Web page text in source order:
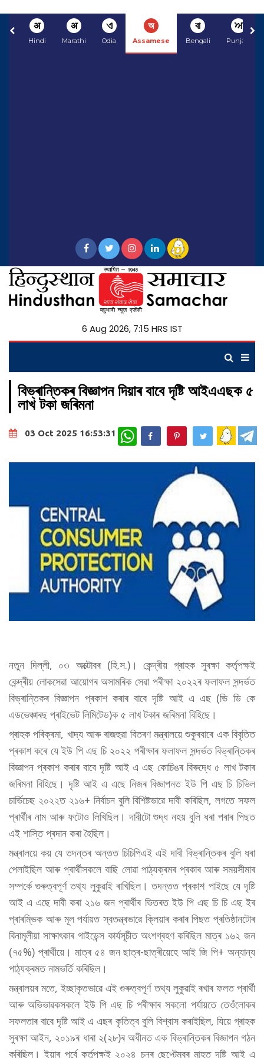
अ
Hindi
अ
Marathi
ଏ
Odia
অ
Assamese
বা
Bengali
ਅ
Punjabi
6 Aug 2026, 7:15 HRS IST
বিভ্ৰান্তিকৰ বিজ্ঞাপন দিয়াৰ বাবে দৃষ্টি আইএএছক ৫
লাখ টকা জৰিমনা
03 Oct 2025 16:53:31 WhatsApp
নতুন দিল্লী, ০৩ অক্টোবৰ (হি.স.)। কেন্দ্ৰীয় গ্ৰাহক সুৰক্ষা কৰ্তৃপক্ষই
কেন্দ্ৰীয় লোকসেৱা আয়োগৰ অসামৰিক সেৱা পৰীক্ষা ২০২২ৰ ফলাফল সন্দৰ্ভত
বিভ্ৰান্তিকৰ বিজ্ঞাপন প্ৰকাশ কৰাৰ বাবে দৃষ্টি আই এ এছ (ভি ডি কে
এডভেঞ্চাৰছ প্ৰাইভেট লিমিটেড)ক ৫ লাখ টকাৰ জৰিমনা বিহিছে।
গ্ৰাহক পৰিক্ৰমা, খাদ্য আৰু ৰাজহুৱা বিতৰণ মন্ত্ৰালয়ে শুকুৰবাৰে এক বিবৃতিত
প্ৰকাশ কৰে যে ইউ পি এছ চি ২০২২ পৰীক্ষাৰ ফলাফল সন্দৰ্ভত বিভ্ৰান্তিকৰ
বিজ্ঞাপন প্ৰকাশ কৰাৰ বাবে দৃষ্টি আই এ এছ কোচিঙৰ বিৰুদ্ধে ৫ লাখ টকাৰ
জৰিমনা বিহিছে। দৃষ্টি আই এ এছে নিজৰ বিজ্ঞাপনত ইউ পি এছ চি চিভিল
চাৰ্ভিচেছ ২০২২ত ২১৬+ নিৰ্বাচন বুলি বিশিষ্টভাৱে দাবী কৰিছিল, লগতে সফল
প্ৰাৰ্থীৰ নাম আৰু ফটোও লিখিছিল। দাবীটো শুদ্ধ নহয় বুলি ধৰা পৰাৰ পিছত
এই শাস্তি প্ৰদান কৰা হৈছিল।
মন্ত্ৰালয়ে কয় যে তদন্তৰ অন্তত চিচিপিএই এই দাবী বিভ্ৰান্তিকৰ বুলি ধৰা
পেলাইছিল আৰু প্ৰাৰ্থীসকলে বাছি লোৱা পাঠ্যক্ৰমৰ প্ৰকাৰ আৰু সময়সীমাৰ
সম্পৰ্কে গুৰুত্বপূৰ্ণ তথ্য লুকুৱাই ৰাখিছিল। তদন্তত প্ৰকাশ পাইছে যে দৃষ্টি
আই এ এছে দাবী কৰা ২১৬ জন প্ৰাৰ্থীৰ ভিতৰত ইউ পি এছ চি চি এছ ইৰ
প্ৰাৰম্ভিক আৰু মূল পৰ্যায়ত স্বতন্ত্ৰভাৱে ক্লিয়াৰ কৰাৰ পিছত প্ৰতিষ্ঠানটোৰ
বিনামূলীয়া সাক্ষাৎকাৰ গাইডেন্স কাৰ্যসূচীত অংশগ্ৰহণ কৰিছিল মাত্ৰ ১৬২ জন
(৭৫%) প্ৰাৰ্থীয়ে। মাত্ৰ ৫৪ জন ছাত্ৰ-ছাত্ৰীয়েহে আই জি পি+ অন্যান্য
পাঠ্যক্ৰমত নামভৰ্তি কৰিছিল।
মন্ত্ৰালয়ৰ মতে, ইচ্ছাকৃতভাৱে এই গুৰুত্বপূৰ্ণ তথ্য লুকুৱাই ৰখাৰ ফলত প্ৰাৰ্থী
আৰু অভিভাৱকসকলে ইউ পি এছ চি পৰীক্ষাৰ সকলো পৰ্যায়তে তেওঁলোকৰ
সফলতাৰ বাবে দৃষ্টি আই এ এছৰ কৃতিত্ব বুলি বিশ্বাস কৰাইছিল, যিয়ে গ্ৰাহক
সুৰক্ষা আইন, ২০১৯ৰ ধাৰা ২(২৮)ৰ অধীনত এক বিভ্ৰান্তিকৰ বিজ্ঞাপন গঠন
কৰিছিল। ইয়াৰ পূৰ্বে কৰ্তৃপক্ষই ২০২৪ চনৰ ছেপ্টেম্বৰ মাহত দৃষ্টি আই এ